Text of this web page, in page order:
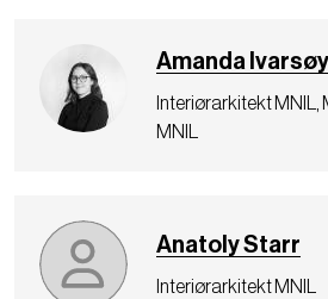
Amanda
Interiørarkitekt MNIL,
MNIL
Anatoly Starr
Interiørarkitekt MNIL